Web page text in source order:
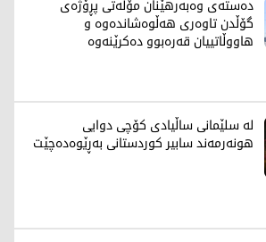
دەستەی وەبەرهێنان مۆڵەتی پڕۆژەی
گۆڵدن تاوەری هەڵوەشاندەوە و
هاووڵاتییان قەرەبوو دەکرێنەوە
لە سلێمانی ساڵیادی کۆچی دوایی
هونەرمەند سابیر کوردستانی بەڕێوەدەچێت